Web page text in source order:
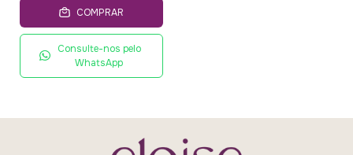
COMPRAR
Consulte-nos pelo
WhatsApp